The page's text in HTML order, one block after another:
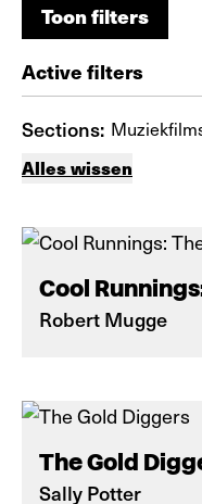
Toon filters
Toon filters
Active filters
Sections:
Alles wissen
Cool
Robert Mugge
The Gold
Sally Potter